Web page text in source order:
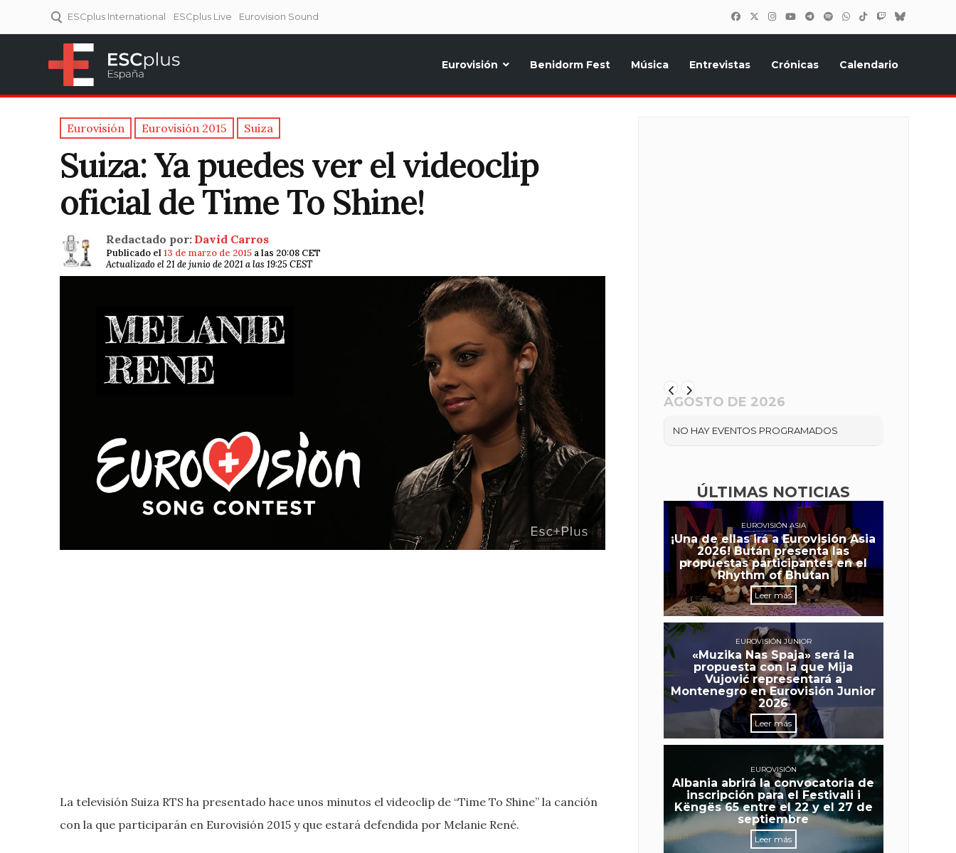
ESCplus International ESCplus Live Eurovision Sound
Eurovisión Benidorm Fest Música Entrevistas Crónicas Calendario
Eurovisión Eurovisión 2015 Suiza
Suiza: Ya puedes ver el videoclip
oficial de Time To Shine!
Redactado por: David Carros
Publicado el13 de marzo de 2015 a las 20:08 CET
Actualizado el 21 de junio de 2021 a las 19:25 CEST
La televisión Suiza RTS ha presentado hace unos minutos el videoclip de “Time To Shine” la canción
con la que participarán en Eurovisión 2015 y que estará defendida por Melanie René.
AGOSTO DE 2026
NO HAY EVENTOS PROGRAMADOS
ÚLTIMAS NOTICIAS
EUROVISIÓN ASIA
¡Una de ellas irá a Eurovisión Asia
2026! Bután presenta las
propuestas participantes en el
Rhythm of Bhutan
Leer más
EUROVISIÓN JUNIOR
«Muzika Nas Spaja» será la
propuesta con la que Mija
Vujović representará a
Montenegro en Eurovisión Junior
2026
Leer más
EUROVISIÓN
Albania abrirá la convocatoria de
inscripción para el Festivali i
Këngës 65 entre el 22 y el 27 de
septiembre
Leer más